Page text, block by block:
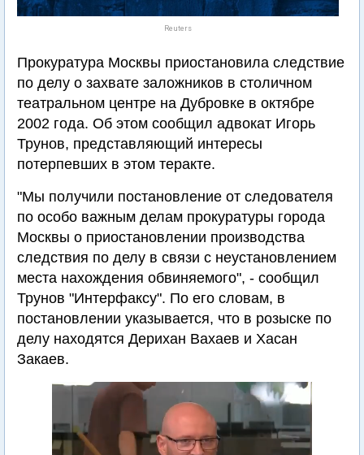
Reuters
Прокуратура Москвы приостановила следствие
по делу о захвате заложников в столичном
театральном центре на Дубровке в октябре
2002 года. Об этом сообщил адвокат Игорь
Трунов, представляющий интересы
потерпевших в этом теракте.
"Мы получили постановление от следователя
по особо важным делам прокуратуры города
Москвы о приостановлении производства
следствия по делу в связи с неустановлением
места нахождения обвиняемого", - сообщил
Трунов "Интерфаксу". По его словам, в
постановлении указывается, что в розыске по
делу находятся Дерихан Вахаев и Хасан
Закаев.